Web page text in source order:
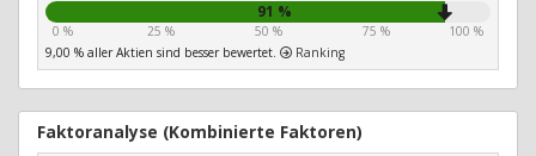
91 %
0 % 25 % 50 % 75 %
100 %
9,00 % aller Aktien sind besser bewertet.
Ranking
Faktoranalyse (Kombinierte Faktoren)